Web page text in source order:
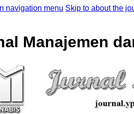
navigation menu Skip to about the
Manajemen